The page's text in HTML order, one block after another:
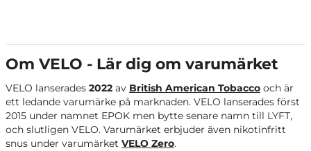
Om VELO - Lär dig om varumärket
VELO lanserades 2022 av British American Tobacco och är
ett ledande varumärke på marknaden. VELO lanserades först
2015 under namnet EPOK men bytte senare namn till LYFT,
och slutligen VELO. Varumärket erbjuder även nikotinfritt
snus under varumärket VELO Zero.